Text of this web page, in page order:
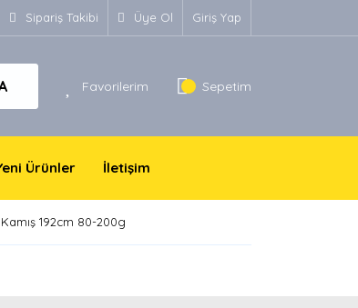
Sipariş Takibi Üye Ol Giriş Yap
Favorilerim Sepetim
Ürünler İletişim
192cm 80-200g